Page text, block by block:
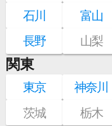
石川
富山
長野
山梨
関東
東京 神奈川
茨城
栃木